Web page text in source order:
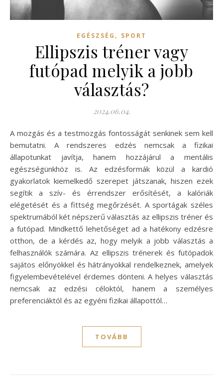
EGÉSZSÉG , SPORT
Ellipszis tréner vagy
futópad melyik a jobb
választás?
2024.06.04.
A mozgás és a testmozgás fontosságát senkinek sem kell
bemutatni. A rendszeres edzés nemcsak a fizikai
állapotunkat javítja, hanem hozzájárul a mentális
egészségünkhöz is. Az edzésformák közül a kardió
gyakorlatok kiemelkedő szerepet játszanak, hiszen ezek
segítik a szív- és érrendszer erősítését, a kalóriák
elégetését és a fittség megőrzését. A sportágak széles
spektrumából két népszerű választás az ellipszis tréner és
a futópad. Mindkettő lehetőséget ad a hatékony edzésre
otthon, de a kérdés az, hogy melyik a jobb választás a
felhasználók számára. Az ellipszis trénerek és futópadok
sajátos előnyökkel és hátrányokkal rendelkeznek, amelyek
figyelembevételével érdemes dönteni. A helyes választás
nemcsak az edzési céloktól, hanem a személyes
preferenciáktól és az egyéni fizikai állapottól…
TOVÁBB